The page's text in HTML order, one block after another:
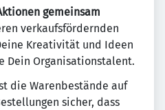
gemeinsam
verkaufsfördernden
Kreativität und Ideen
Dein Organisationstalent.
die Warenbestände auf
sicher, dass